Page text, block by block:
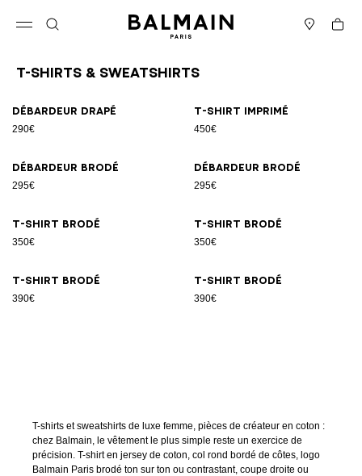
Panier
T-Shirts & Sweatshirts
Débardeur drapé
290€
T-shirt imprimé
450€
Débardeur brodé
295€
Débardeur brodé
295€
T-shirt brodé
350€
T-shirt brodé
350€
T-shirt brodé
390€
T-shirt brodé
390€
T-shirts et sweatshirts de luxe femme, pièces de créateur en coton :
chez Balmain, le vêtement le plus simple reste un exercice de
précision. T-shirt en jersey de coton, col rond bordé de côtes, logo
Balmain Paris brodé ton sur ton ou contrastant, coupe droite ou